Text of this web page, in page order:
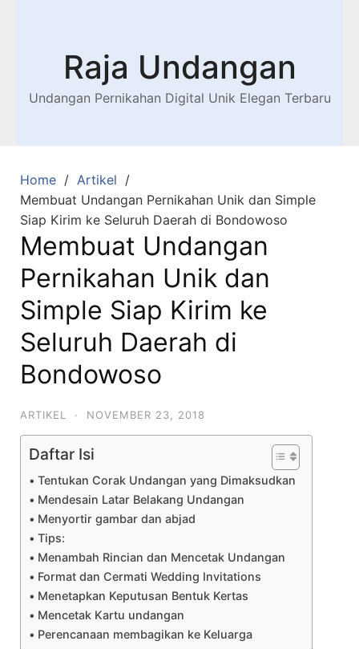
Raja Undangan
Undangan Pernikahan Digital Unik Elegan Terbaru
Home
Artikel
Membuat Undangan Pernikahan Unik dan Simple
Siap Kirim ke Seluruh Daerah di Bondowoso
Membuat Undangan
Pernikahan Unik dan
Simple Siap Kirim ke
Seluruh Daerah di
Bondowoso
ARTIKEL · NOVEMBER 23, 2018
Daftar Isi
Tentukan Corak Undangan yang Dimaksudkan
Mendesain Latar Belakang Undangan
Menyortir gambar dan abjad
Tips:
Menambah Rincian dan Mencetak Undangan
Format dan Cermati Wedding Invitations
Menetapkan Keputusan Bentuk Kertas
Mencetak Kartu undangan
Perencanaan membagikan ke Keluarga